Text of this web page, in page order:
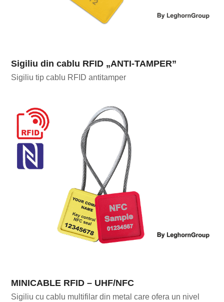
Sigiliu din cablu RFID „ANTI-TAMPER”
Sigiliu tip cablu RFID antitamper
MINICABLE RFID – UHF/NFC
Sigiliu cu cablu multifilar din metal care ofera un nivel